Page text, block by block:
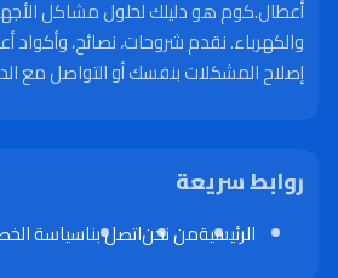
أعطال.كوم هو دليلك لحلول مشاكل
والكهرباء. نقدم شروحات، نصائح،
إصلاح المشكلات بنفسك أو التواصل مع
روابط سريعة
الرئيسيةمن نحناتصل بناسياسة